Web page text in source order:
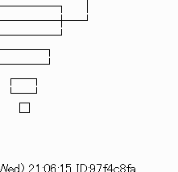
│
21:06:15 ID:97f4c8fa